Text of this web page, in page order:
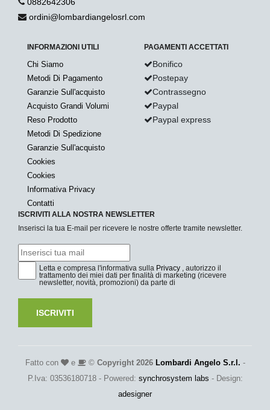
0882642306
ordini@lombardiangelosrl.com
INFORMAZIONI UTILI
Chi Siamo
Metodi Di Pagamento
Garanzie Sull'acquisto
Acquisto Grandi Volumi
Reso Prodotto
Metodi Di Spedizione
Garanzie Sull'acquisto
Cookies
Cookies
Informativa Privacy
Contatti
PAGAMENTI ACCETTATI
Bonifico
Postepay
Contrassegno
Paypal
Paypal express
ISCRIVITI ALLA NOSTRA NEWSLETTER
Inserisci la tua E-mail per ricevere le nostre offerte tramite newsletter.
Letta e compresa l'informativa sulla Privacy , autorizzo il
trattamento dei miei dati per finalità di marketing (ricevere
newsletter, novità, promozioni) da parte di
ISCRIVITI
Fatto con e © Copyright 2026 Lombardi Angelo S.r.l. -
P.Iva: 03536180718 - Powered: synchrosystem labs - Design:
adesigner